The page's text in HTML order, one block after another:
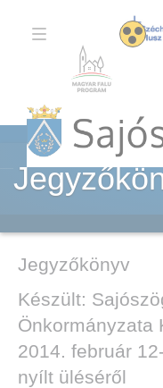
TOGGLE
NAVIGATION
Jegyzőkönyv
Készült:
Önkormányzata
2014. február
nyílt üléséről